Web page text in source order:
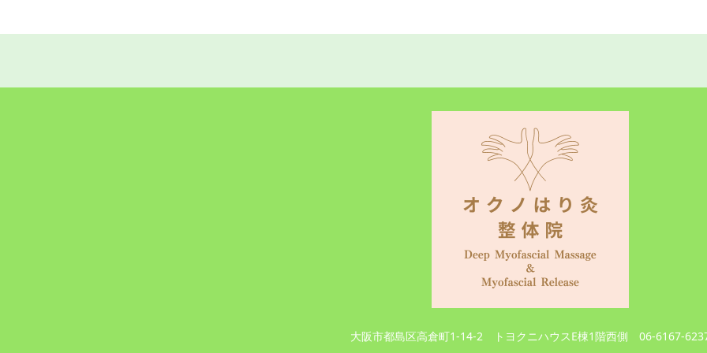
大阪市都島区高倉町1-14-2 トヨクニハウスE棟1階西側 06-6167-